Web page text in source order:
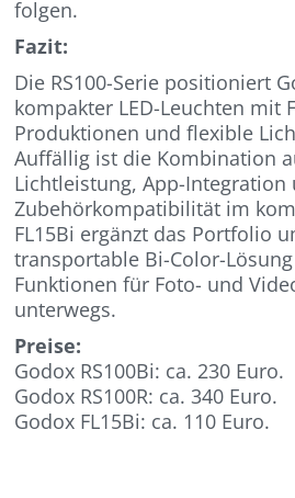
folgen.
Fazit:
Die RS100-Serie positioniert
kompakter LED-Leuchten mit
Produktionen und flexible
Auffällig ist die Kombination
Lichtleistung, App-Integration
Zubehörkompatibilität im
FL15Bi ergänzt das Portfolio
transportable Bi-Color-
Funktionen für Foto- und
unterwegs.
Preise:
Godox RS100Bi: ca. 230 Euro.
Godox RS100R: ca. 340 Euro.
Godox FL15Bi: ca. 110 Euro.